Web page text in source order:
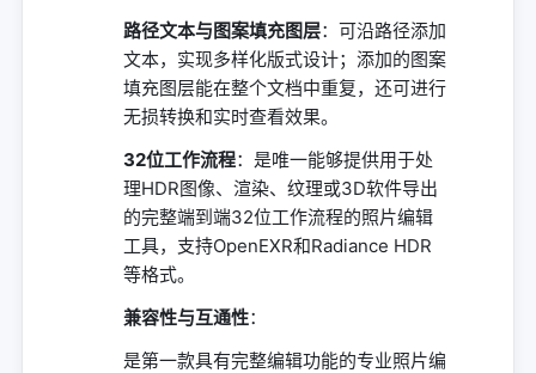
路径文本与图案填充图层：可沿路径添加
文本，实现多样化版式设计；添加的图案
填充图层能在整个文档中重复，还可进行
无损转换和实时查看效果。
32位工作流程：是唯一能够提供用于处
理HDR图像、渲染、纹理或3D软件导出
的完整端到端32位工作流程的照片编辑
工具，支持OpenEXR和Radiance HDR
等格式。
兼容性与互通性：
是第一款具有完整编辑功能的专业照片编